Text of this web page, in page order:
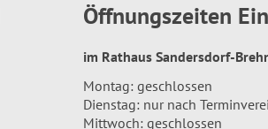
Öffnungszeiten
im Rathaus Sandersdorf-
Montag: geschlossen
Dienstag: nur nach
Mittwoch: geschlossen